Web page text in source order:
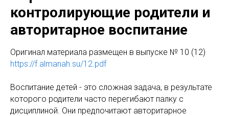
контролирующие родители и
авторитарное воспитание
Оригинaл материала размещен в выпуске № 10 (12)
https://f.almanah.su/12.pdf
Воспитание детей - это сложная задача, в результате
которого родители часто перегибают палку с
дисциплиной. Они предпочитают авторитарное